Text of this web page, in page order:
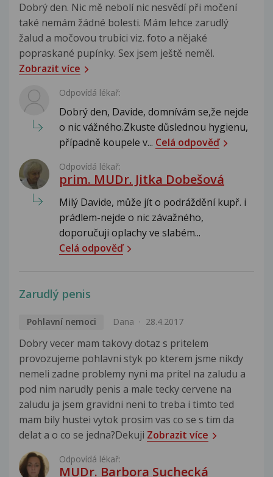
Dobrý den. Nic mě nebolí nic nesvědí při močení
také nemám žádné bolesti. Mám lehce zarudlý
žalud a močovou trubici viz. foto a nějaké
popraskané pupínky. Sex jsem ještě neměl.
Zobrazit více
Odpovídá lékař:
Dobrý den, Davide, domnívám se,že nejde
o nic vážného.Zkuste důslednou hygienu,
případně koupele v... Celá odpověď
Odpovídá lékař:
prim. MUDr. Jitka Dobešová
Milý Davide, může jít o podráždění kupř. i
prádlem-nejde o nic závažného,
doporučuji oplachy ve slabém...
Celá odpověď
Zarudlý penis
Pohlavní nemoci Dana 28.4.2017
Dobry vecer mam takovy dotaz s pritelem
provozujeme pohlavni styk po kterem jsme nikdy
nemeli zadne problemy nyni ma pritel na zaludu a
pod nim narudly penis a male tecky cervene na
zaludu ja jsem gravidni neni to treba i timto ted
mam bily hustei vytok prosim vas co se s tim da
delat a o co se jedna?Dekuji Zobrazit více
Odpovídá lékař:
MUDr. Barbora Suchecká